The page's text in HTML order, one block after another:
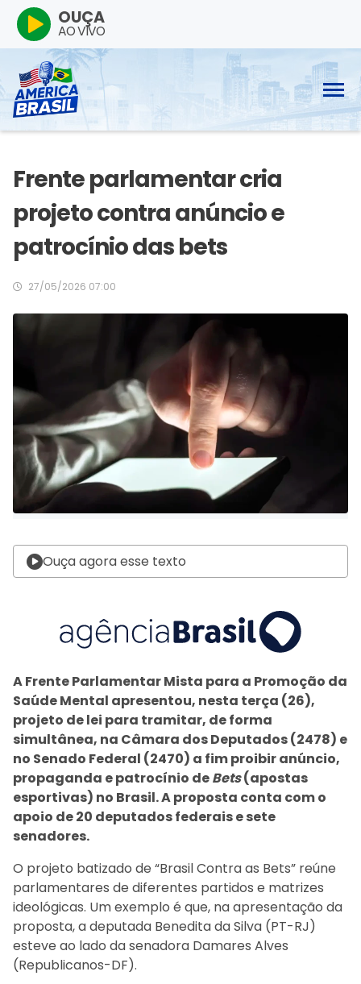
OUÇA
AO VIVO
Frente parlamentar cria
projeto contra anúncio e
patrocínio das bets
27/05/2026 07:00
Ouça agora esse texto
A Frente Parlamentar Mista para a Promoção da
Saúde Mental apresentou, nesta terça (26),
projeto de lei para tramitar, de forma
simultânea, na Câmara dos Deputados (2478) e
no Senado Federal (2470) a fim proibir anúncio,
propaganda e patrocínio deBets(apostas
esportivas) no Brasil. A proposta conta com o
apoio de 20 deputados federais e sete
senadores.
O projeto batizado de “Brasil Contra as Bets” reúne
parlamentares de diferentes partidos e matrizes
ideológicas. Um exemplo é que, na apresentação da
proposta, a deputada Benedita da Silva (PT-RJ)
esteve ao lado da senadora Damares Alves
(Republicanos-DF).